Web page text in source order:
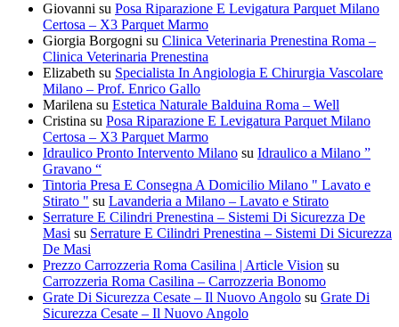
Giovanni su Posa Riparazione E Levigatura Parquet Milano
Certosa – X3 Parquet Marmo
Giorgia Borgogni su Clinica Veterinaria Prenestina Roma –
Clinica Veterinaria Prenestina
Elizabeth su Specialista In Angiologia E Chirurgia Vascolare
Milano – Prof. Enrico Gallo
Marilena su Estetica Naturale Balduina Roma – Well
Cristina su Posa Riparazione E Levigatura Parquet Milano
Certosa – X3 Parquet Marmo
Idraulico Pronto Intervento Milano su Idraulico a Milano ”
Gravano “
Tintoria Presa E Consegna A Domicilio Milano " Lavato e
Stirato " su Lavanderia a Milano – Lavato e Stirato
Serrature E Cilindri Prenestina – Sistemi Di Sicurezza De
Masi su Serrature E Cilindri Prenestina – Sistemi Di Sicurezza
De Masi
Prezzo Carrozzeria Roma Casilina | Article Vision su
Carrozzeria Roma Casilina – Carrozzeria Bonomo
Grate Di Sicurezza Cesate – Il Nuovo Angolo su Grate Di
Sicurezza Cesate – Il Nuovo Angolo